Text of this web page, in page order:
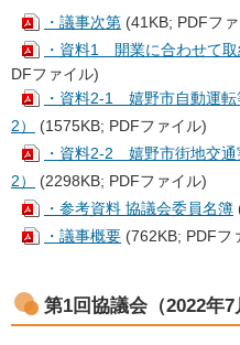
・議事次第 (41KB; PDFフ
・資料1 開業に合わせて取
DFファイル)
・資料2-1 嬉野市自動運
2）
(1575KB; PDFファイル)
・資料2-2 嬉野市街地交
2）
(2298KB; PDFファイル)
・参考資料 協議会委員名簿
・議事概要 (762KB; PDFフ
第1回協議会（2022年7